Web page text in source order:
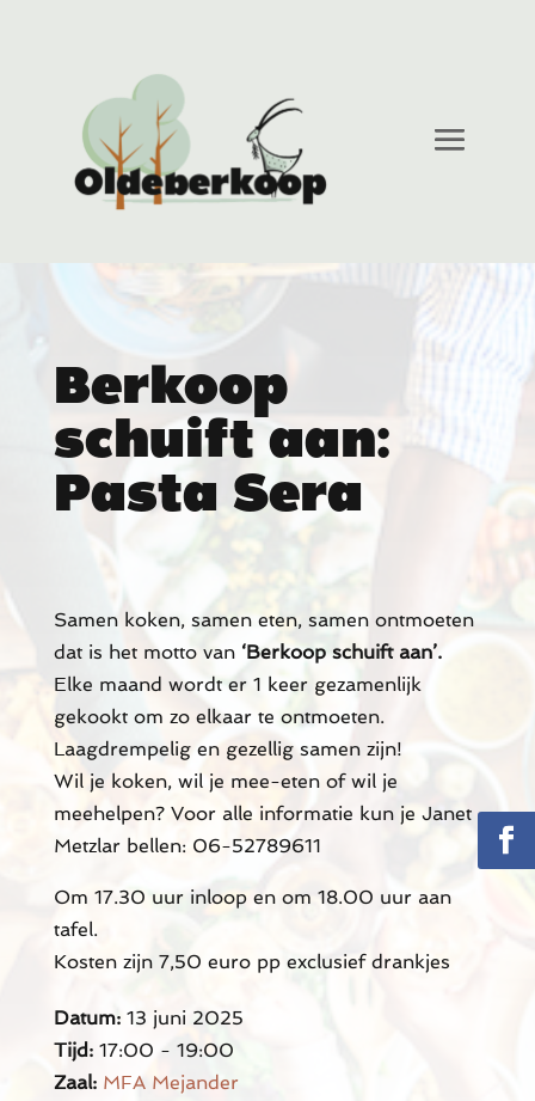
Berkoop
schuift aan:
Pasta Sera
Samen koken, samen eten, samen ontmoeten
dat is het motto van‘Berkoop schuift aan’.
Elke maand wordt er 1 keer gezamenlijk
gekookt om zo elkaar te ontmoeten.
Laagdrempelig en gezellig samen zijn!
Wil je koken, wil je mee-eten of wil je
meehelpen? Voor alle informatie kun je Janet
Metzlar bellen: 06-52789611
Om 17.30 uur inloop en om 18.00 uur aan
tafel.
Kosten zijn 7,50 euro pp exclusief drankjes
Datum: 13 juni 2025
Tijd: 17:00 - 19:00
Zaal: MFA Mejander